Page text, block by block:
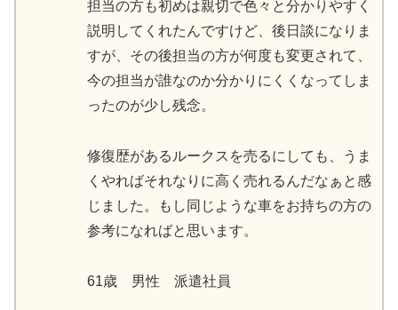
担当の方も初めは親切で色々と分かりやすく
説明してくれたんですけど、後日談になりま
すが、その後担当の方が何度も変更されて、
今の担当が誰なのか分かりにくくなってしま
ったのが少し残念。
修復歴があるルークスを売るにしても、うま
くやればそれなりに高く売れるんだなぁと感
じました。もし同じような車をお持ちの方の
参考になればと思います。
61歳 男性 派遣社員